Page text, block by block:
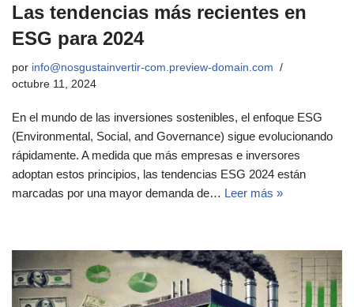
Las tendencias más recientes en
ESG para 2024
por info@nosgustainvertir-com.preview-domain.com
octubre 11, 2024
En el mundo de las inversiones sostenibles, el enfoque ESG
(Environmental, Social, and Governance) sigue evolucionando
rápidamente. A medida que más empresas e inversores
adoptan estos principios, las tendencias ESG 2024 están
marcadas por una mayor demanda de… Leer más »